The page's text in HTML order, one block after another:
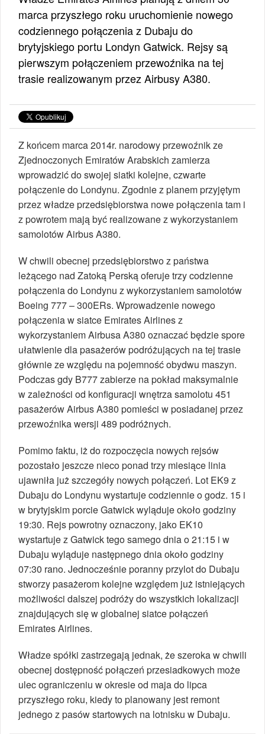
marca przyszłego roku uruchomienie nowego
codziennego połączenia z Dubaju do
brytyjskiego portu Londyn Gatwick. Rejsy są
pierwszym połączeniem przewoźnika na tej
trasie realizowanym przez Airbusy A380.
Z końcem marca 2014r. narodowy przewoźnik ze
Zjednoczonych Emiratów Arabskich zamierza
wprowadzić do swojej siatki kolejne, czwarte
połączenie do Londynu. Zgodnie z planem przyjętym
przez władze przedsiębiorstwa nowe połączenia tam i
z powrotem mają być realizowane z wykorzystaniem
samolotów Airbus A380.
W chwili obecnej przedsiębiorstwo z państwa
leżącego nad Zatoką Perską oferuje trzy codzienne
połączenia do Londynu z wykorzystaniem samolotów
Boeing 777 – 300ERs. Wprowadzenie nowego
połączenia w siatce Emirates Airlines z
wykorzystaniem Airbusa A380 oznaczać będzie spore
ułatwienie dla pasażerów podróżujących na tej trasie
głównie ze względu na pojemność obydwu maszyn.
Podczas gdy B777 zabierze na pokład maksymalnie
w zależności od konfiguracji wnętrza samolotu 451
pasażerów Airbus A380 pomieści w posiadanej przez
przewoźnika wersji 489 podróżnych.
Pomimo faktu, iż do rozpoczęcia nowych rejsów
pozostało jeszcze nieco ponad trzy miesiące linia
ujawniła już szczegóły nowych połączeń. Lot EK9 z
Dubaju do Londynu wystartuje codziennie o godz. 15 i
w brytyjskim porcie Gatwick wyląduje około godziny
19:30. Rejs powrotny oznaczony, jako EK10
wystartuje z Gatwick tego samego dnia o 21:15 i w
Dubaju wyląduje następnego dnia około godziny
07:30 rano. Jednocześnie poranny przylot do Dubaju
stworzy pasażerom kolejne względem już istniejących
możliwości dalszej podróży do wszystkich lokalizacji
znajdujących się w globalnej siatce połączeń
Emirates Airlines.
Władze spółki zastrzegają jednak, że szeroka w chwili
obecnej dostępność połączeń przesiadkowych może
ulec ograniczeniu w okresie od maja do lipca
przyszłego roku, kiedy to planowany jest remont
jednego z pasów startowych na lotnisku w Dubaju.